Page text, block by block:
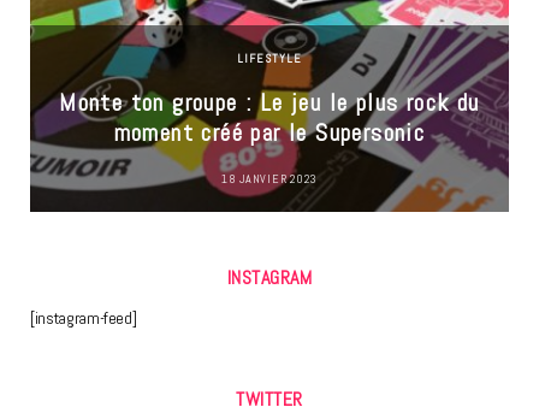
LIFESTYLE
Monte ton groupe : Le jeu le plus rock du
moment créé par le Supersonic
18 JANVIER 2023
INSTAGRAM
[instagram-feed]
TWITTER